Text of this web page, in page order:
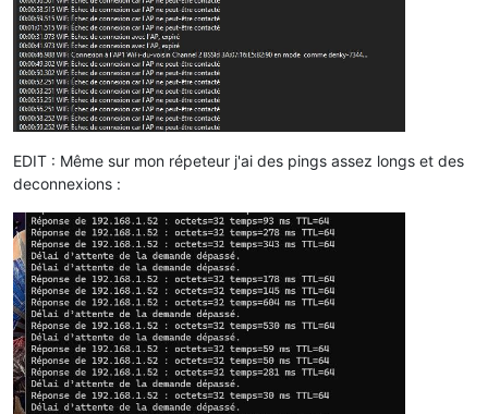
EDIT : Même sur mon répeteur j'ai des pings assez longs et des
deconnexions :